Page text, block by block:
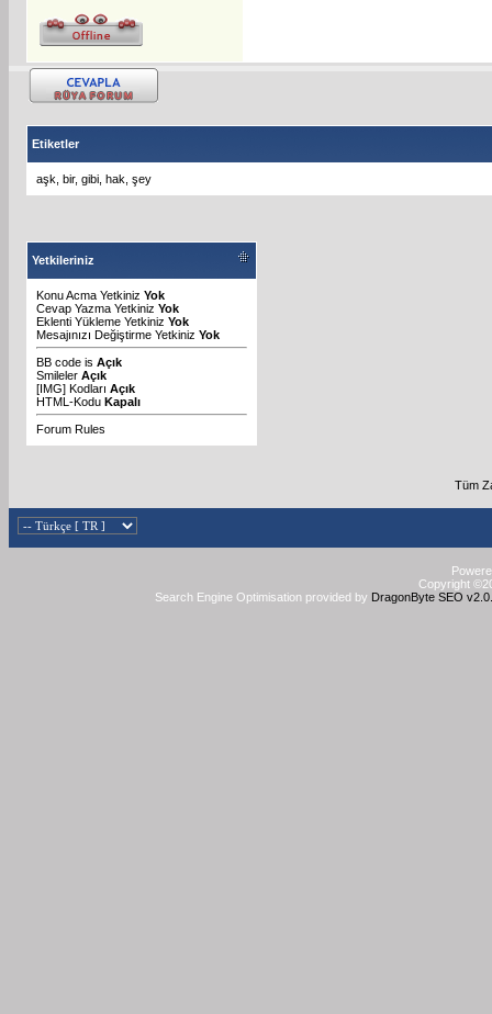
Etiketler
aşk bir, gibi hak şey
Yetkileriniz
Konu Acma Yetkiniz Yok
Cevap Yazma Yetkiniz Yok
Eklenti Yükleme Yetkiniz Yok
Mesajınızı Değiştirme Yetkiniz Yok
BB code is Açık
Smileler Açık
[IMG] Kodları Açık
HTML-Kodu Kapalı
Forum Rules
Tüm
Copyright
Search Engine Optimisation provided by DragonByte SEO